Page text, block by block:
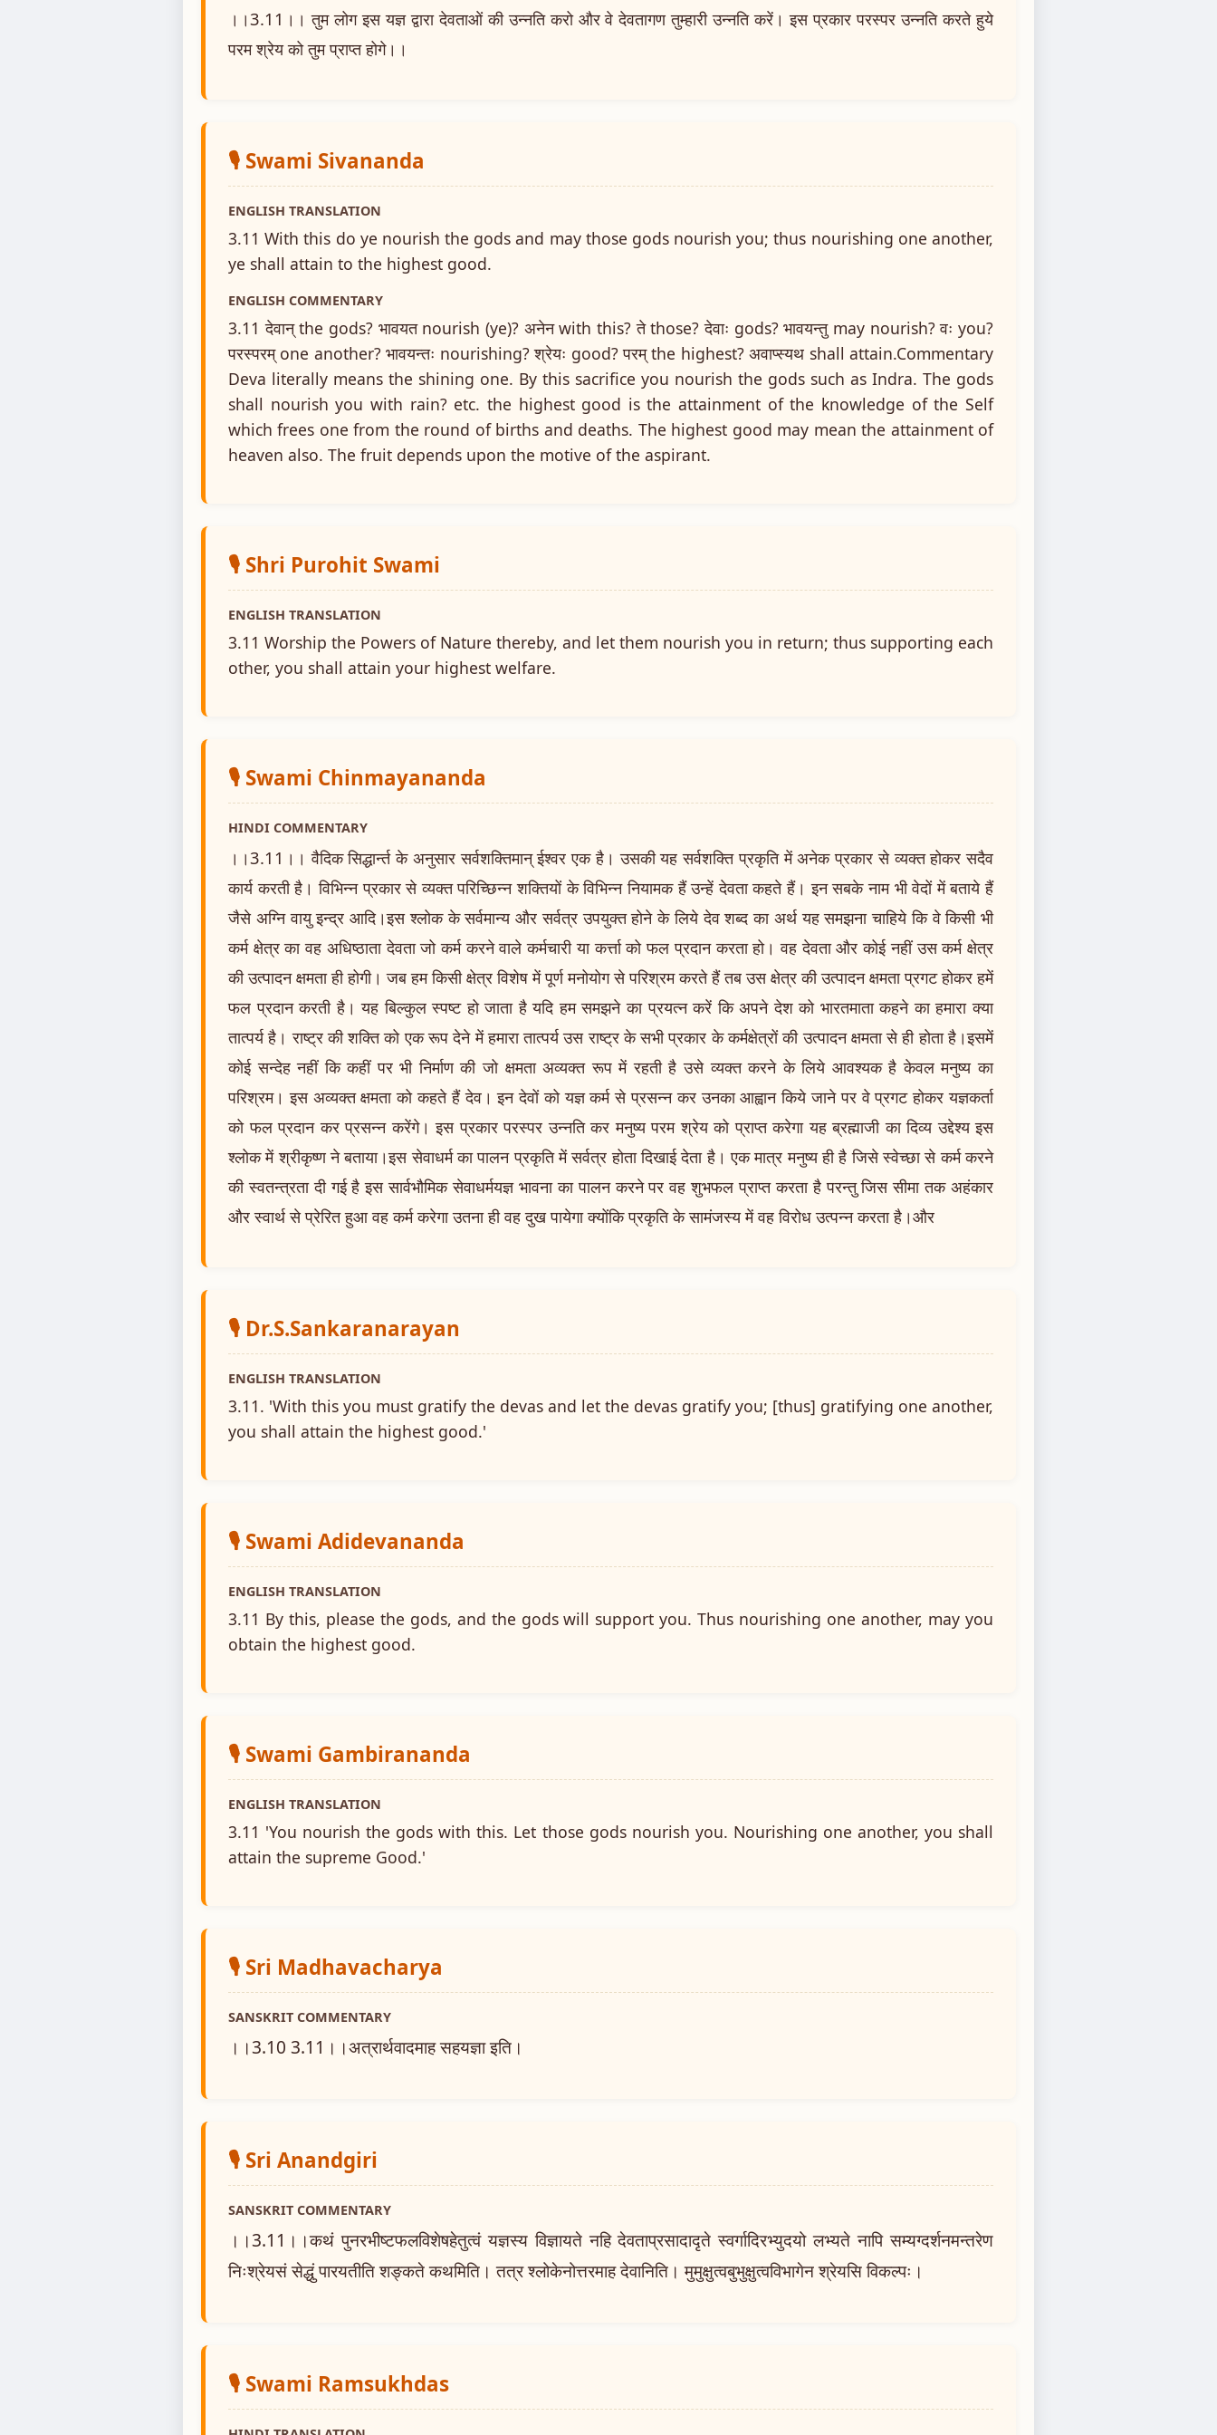
।।3.11।। तुम लोग इस यज्ञ द्वारा देवताओं की उन्नति करो और वे देवतागण तुम्हारी उन्नति करें। इस प्रकार परस्पर उन्नति करते हुये
परम श्रेय को तुम प्राप्त होगे।।
🎙️ Swami Sivananda
ENGLISH TRANSLATION
3.11 With this do ye nourish the gods and may those gods nourish you; thus nourishing one another,
ye shall attain to the highest good.
ENGLISH COMMENTARY
3.11 देवान् the gods? भावयत nourish (ye)? अनेन with this? ते those? देवाः gods? भावयन्तु may nourish? वः you?
परस्परम् one another? भावयन्तः nourishing? श्रेयः good? परम् the highest? अवाप्स्यथ shall attain.Commentary
Deva literally means the shining one. By this sacrifice you nourish the gods such as Indra. The gods
shall nourish you with rain? etc. the highest good is the attainment of the knowledge of the Self
which frees one from the round of births and deaths. The highest good may mean the attainment of
heaven also. The fruit depends upon the motive of the aspirant.
🎙️ Shri Purohit Swami
ENGLISH TRANSLATION
3.11 Worship the Powers of Nature thereby, and let them nourish you in return; thus supporting each
other, you shall attain your highest welfare.
🎙️ Swami Chinmayananda
HINDI COMMENTARY
।।3.11।। वैदिक सिद्धार्न्त के अनुसार सर्वशक्तिमान् ईश्वर एक है। उसकी यह सर्वशक्ति प्रकृति में अनेक प्रकार से व्यक्त होकर सदैव
कार्य करती है। विभिन्न प्रकार से व्यक्त परिच्छिन्न शक्तियों के विभिन्न नियामक हैं उन्हें देवता कहते हैं। इन सबके नाम भी वेदों में बताये हैं
जैसे अग्नि वायु इन्द्र आदि।इस श्लोक के सर्वमान्य और सर्वत्र उपयुक्त होने के लिये देव शब्द का अर्थ यह समझना चाहिये कि वे किसी भी
कर्म क्षेत्र का वह अधिष्ठाता देवता जो कर्म करने वाले कर्मचारी या कर्त्ता को फल प्रदान करता हो। वह देवता और कोई नहीं उस कर्म क्षेत्र
की उत्पादन क्षमता ही होगी। जब हम किसी क्षेत्र विशेष में पूर्ण मनोयोग से परिश्रम करते हैं तब उस क्षेत्र की उत्पादन क्षमता प्रगट होकर हमें
फल प्रदान करती है। यह बिल्कुल स्पष्ट हो जाता है यदि हम समझने का प्रयत्न करें कि अपने देश को भारतमाता कहने का हमारा क्या
तात्पर्य है। राष्ट्र की शक्ति को एक रूप देने में हमारा तात्पर्य उस राष्ट्र के सभी प्रकार के कर्मक्षेत्रों की उत्पादन क्षमता से ही होता है।इसमें
कोई सन्देह नहीं कि कहीं पर भी निर्माण की जो क्षमता अव्यक्त रूप में रहती है उसे व्यक्त करने के लिये आवश्यक है केवल मनुष्य का
परिश्रम। इस अव्यक्त क्षमता को कहते हैं देव। इन देवों को यज्ञ कर्म से प्रसन्न कर उनका आह्वान किये जाने पर वे प्रगट होकर यज्ञकर्ता
को फल प्रदान कर प्रसन्न करेंगे। इस प्रकार परस्पर उन्नति कर मनुष्य परम श्रेय को प्राप्त करेगा यह ब्रह्माजी का दिव्य उद्देश्य इस
श्लोक में श्रीकृष्ण ने बताया।इस सेवाधर्म का पालन प्रकृति में सर्वत्र होता दिखाई देता है। एक मात्र मनुष्य ही है जिसे स्वेच्छा से कर्म करने
की स्वतन्त्रता दी गई है इस सार्वभौमिक सेवाधर्मयज्ञ भावना का पालन करने पर वह शुभफल प्राप्त करता है परन्तु जिस सीमा तक अहंकार
और स्वार्थ से प्रेरित हुआ वह कर्म करेगा उतना ही वह दुख पायेगा क्योंकि प्रकृति के सामंजस्य में वह विरोध उत्पन्न करता है।और
🎙️ Dr.S.Sankaranarayan
ENGLISH TRANSLATION
3.11. 'With this you must gratify the devas and let the devas gratify you; [thus] gratifying one another,
you shall attain the highest good.'
🎙️ Swami Adidevananda
ENGLISH TRANSLATION
3.11 By this, please the gods, and the gods will support you. Thus nourishing one another, may you
obtain the highest good.
🎙️ Swami Gambirananda
ENGLISH TRANSLATION
3.11 'You nourish the gods with this. Let those gods nourish you. Nourishing one another, you shall
attain the supreme Good.'
🎙️ Sri Madhavacharya
SANSKRIT COMMENTARY
।।3.10 3.11।।अत्रार्थवादमाह सहयज्ञा इति।
🎙️ Sri Anandgiri
SANSKRIT COMMENTARY
।।3.11।।कथं पुनरभीष्टफलविशेषहेतुत्वं यज्ञस्य विज्ञायते नहि देवताप्रसादादृते स्वर्गादिरभ्युदयो लभ्यते नापि सम्यग्दर्शनमन्तरेण
निःश्रेयसं सेद्धुं पारयतीति शङ्कते कथमिति। तत्र श्लोकेनोत्तरमाह देवानिति। मुमुक्षुत्वबुभुक्षुत्वविभागेन श्रेयसि विकल्पः।
🎙️ Swami Ramsukhdas